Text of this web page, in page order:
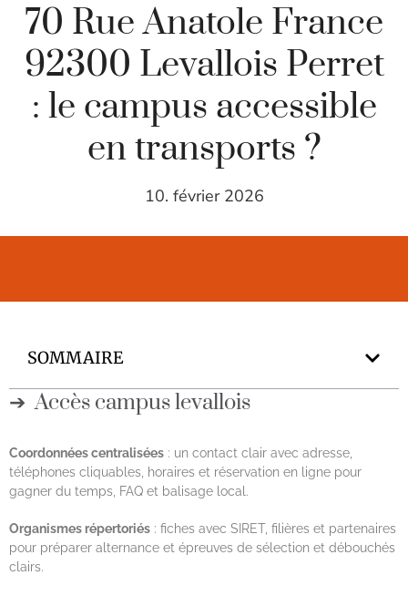
70 Rue Anatole France
92300 Levallois Perret
: le campus accessible
en transports ?
10. février 2026
SOMMAIRE
Accès campus levallois
Coordonnées centralisées : un contact clair avec adresse,
téléphones cliquables, horaires et réservation en ligne pour
gagner du temps, FAQ et balisage local.
Organismes répertoriés : fiches avec SIRET, filières et partenaires
pour préparer alternance et épreuves de sélection et débouchés
clairs.